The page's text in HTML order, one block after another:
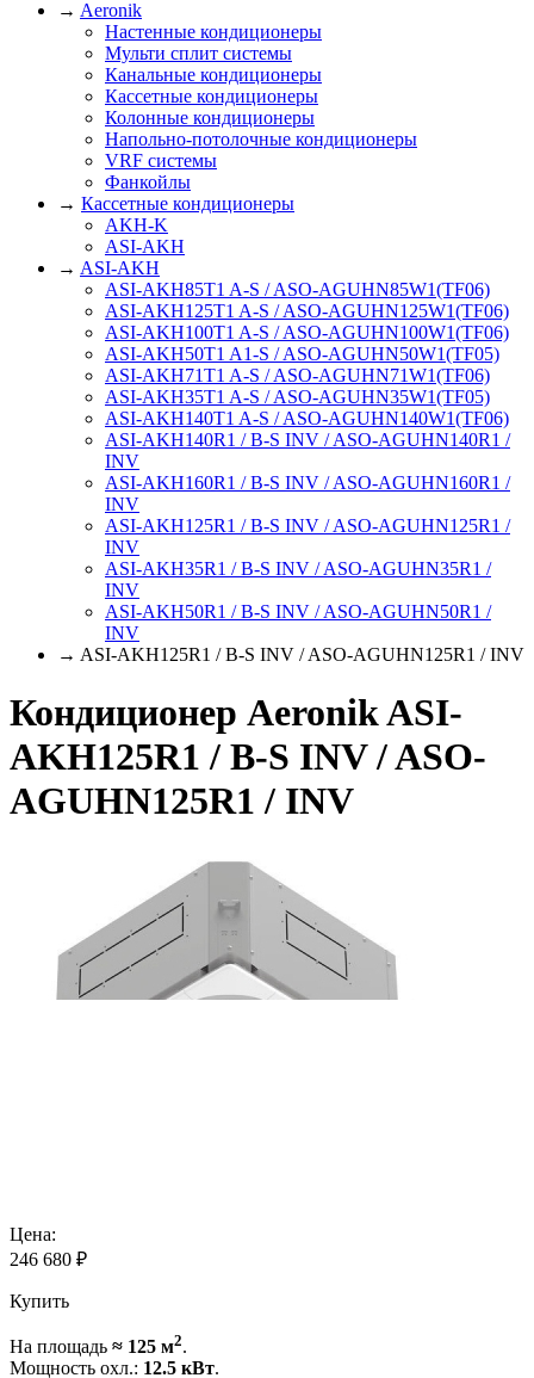
→ Aeronik
Настенные кондиционеры
Мульти сплит системы
Канальные кондиционеры
Кассетные кондиционеры
Колонные кондиционеры
Напольно-потолочные кондиционеры
VRF системы
Фанкойлы
→ Кассетные кондиционеры
AKH-K
ASI-AKH
→ ASI-AKH
ASI-AKH85T1 A-S / ASO-AGUHN85W1(ТF06)
ASI-AKH125T1 A-S / ASO-AGUHN125W1(ТF06)
ASI-AKH100T1 A-S / ASO-AGUHN100W1(ТF06)
ASI-AKH50T1 A1-S / ASO-AGUHN50W1(ТF05)
ASI-AKH71T1 A-S / ASO-AGUHN71W1(ТF06)
ASI-AKH35T1 A-S / ASO-AGUHN35W1(ТF05)
ASI-AKH140T1 A-S / ASO-AGUHN140W1(ТF06)
ASI-AKH140R1 / B-S INV / ASO-AGUHN140R1 /
INV
ASI-AKH160R1 / B-S INV / ASO-AGUHN160R1 /
INV
ASI-AKH125R1 / B-S INV / ASO-AGUHN125R1 /
INV
ASI-AKH35R1 / B-S INV / ASO-AGUHN35R1 /
INV
ASI-AKH50R1 / B-S INV / ASO-AGUHN50R1 /
INV
→ ASI-AKH125R1 / B-S INV / ASO-AGUHN125R1 / INV
Кондиционер Aeronik ASI-
AKH125R1 / B-S INV / ASO-
AGUHN125R1 / INV
Цена:
246 680 ₽
Купить
На площадь ≈ 125 м2.
Мощность охл.: 12.5 кВт.